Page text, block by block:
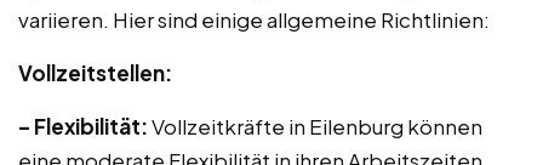
variieren. Hier sind einige allgemeine Richtlinien:
Vollzeitstellen:
– Flexibilität:Vollzeitkräfte in Eilenburg können